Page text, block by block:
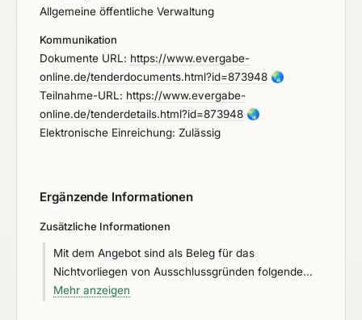
das Beschaffungsamt des BMI, eine Liste von
Referenzen einzureichen.
Allgemeine öffentliche Verwaltung
Kommunikation
Dokumente URL: https://www.evergabe-
online.de/tenderdocuments.html?id=873948 🌏
Teilnahme-URL: https://www.evergabe-
online.de/tenderdetails.html?id=873948 🌏
Elektronische Einreichung: Zulässig
Ergänzende Informationen
Zusätzliche Informationen
Mit dem Angebot sind als Beleg für das
Nichtvorliegen von Ausschlussgründen folgende
Erklärungen einzureichen: Anlage Eigenerklärung
Mehr anzeigen